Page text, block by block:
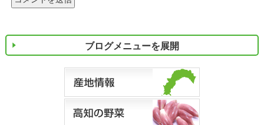
ブログメニューを展開